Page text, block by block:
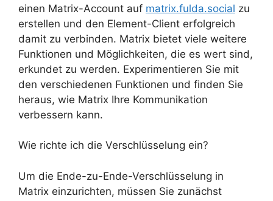
einen Matrix-Account auf matrix.fulda.social zu
erstellen und den Element-Client erfolgreich
damit zu verbinden. Matrix bietet viele weitere
Funktionen und Möglichkeiten, die es wert sind,
erkundet zu werden. Experimentieren Sie mit
den verschiedenen Funktionen und finden Sie
heraus, wie Matrix Ihre Kommunikation
verbessern kann.
Wie richte ich die Verschlüsselung ein?
Um die Ende-zu-Ende-Verschlüsselung in
Matrix einzurichten, müssen Sie zunächst